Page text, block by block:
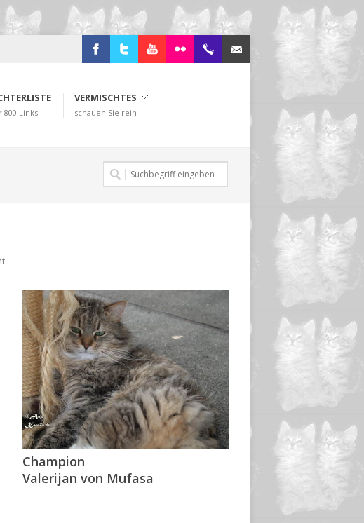
800 Links
VERMISCHTES
schauen Sie rein
Champion
Valerijan von Mufasa